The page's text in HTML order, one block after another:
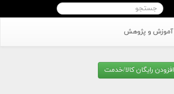
آموزش و پژوهش
افزودن رایگان کالا/خدمت